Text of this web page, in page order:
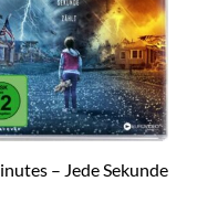
– Jede Sekunde